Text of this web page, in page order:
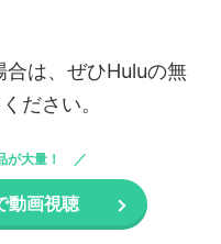
は、ぜひHuluの無
ださい。
が大量！
動画視聴